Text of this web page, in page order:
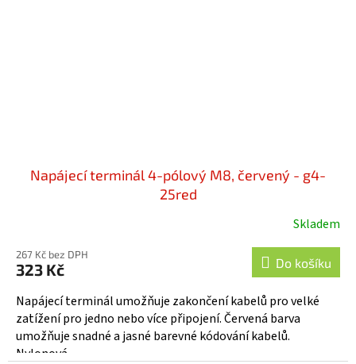
Napájecí terminál 4-pólový M8, červený - g4-
25red
Skladem
267 Kč bez DPH
323 Kč Do košíku
Napájecí terminál umožňuje zakončení kabelů pro velké
zatížení pro jedno nebo více připojení. Červená barva
umožňuje snadné a jasné barevné kódování kabelů.
Nylonová...